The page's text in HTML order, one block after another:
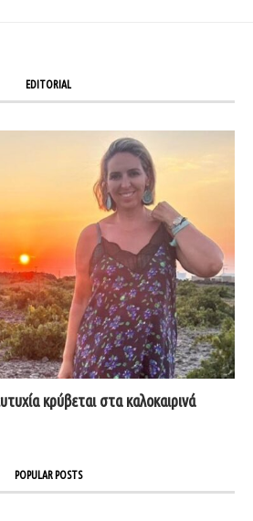
EDITORIAL
κρύβεται στα καλοκαιρινά
POPULAR POSTS